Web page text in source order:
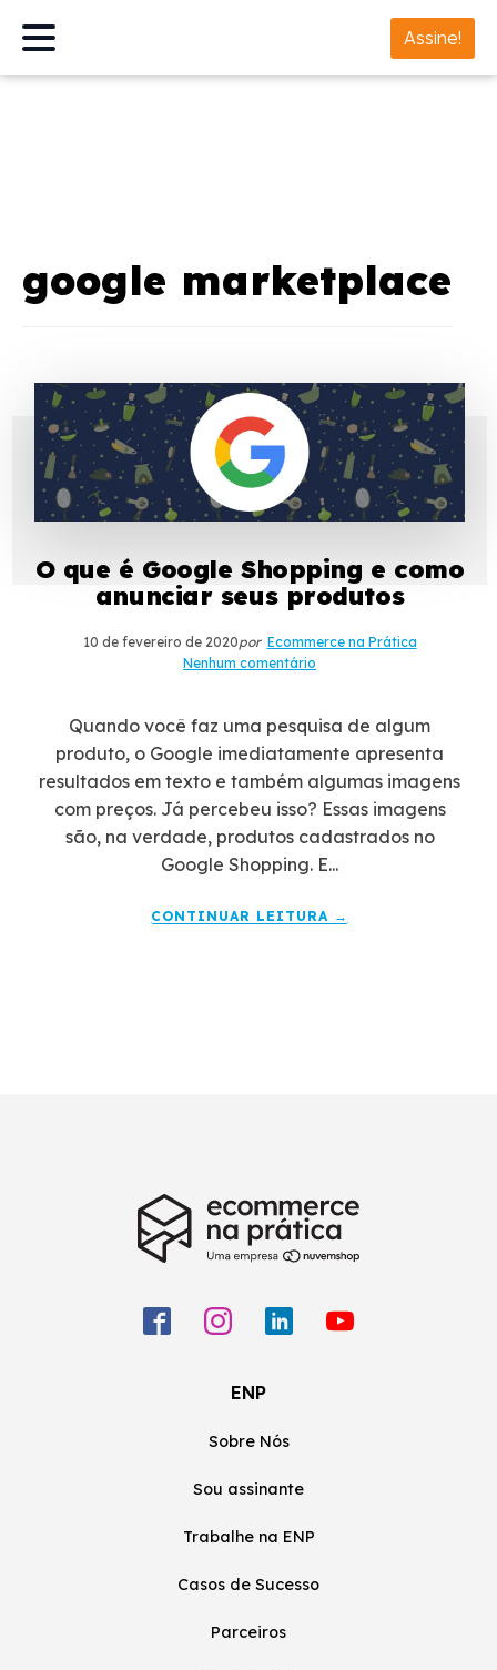
Assine!
google marketplace
O que é Google Shopping e como
anunciar seus produtos
10 de fevereiro de 2020por Ecommerce na Prática
Nenhum comentário
Quando você faz uma pesquisa de algum
produto, o Google imediatamente apresenta
resultados em texto e também algumas imagens
com preços. Já percebeu isso? Essas imagens
são, na verdade, produtos cadastrados no
Google Shopping. E...
CONTINUAR LEITURA →
ENP
Sobre Nós
Sou assinante
Trabalhe na ENP
Casos de Sucesso
Parceiros